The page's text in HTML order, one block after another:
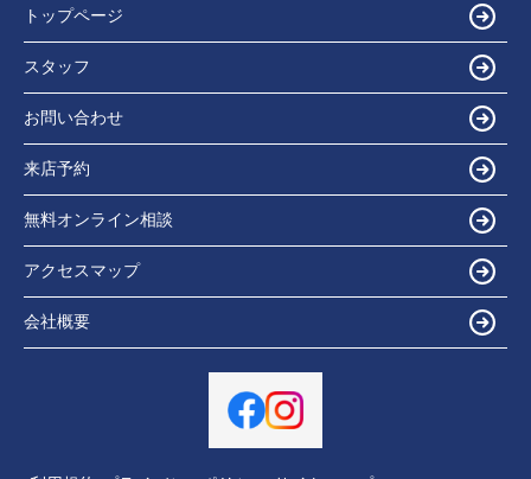
トップページ
スタッフ
お問い合わせ
来店予約
無料オンライン相談
アクセスマップ
会社概要